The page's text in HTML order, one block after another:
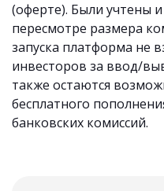
(оферте). Были учтены
пересмотре размера
запуска платформа не
инвесторов за ввод/
также остаются
бесплатного
банковских комиссий.